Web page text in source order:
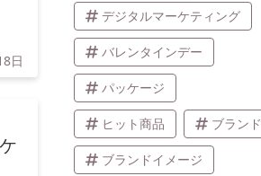
日
デジタルマーケティング
バレンタインデー
パッケージ
ヒット商品 ブランド
ブランドイメージ